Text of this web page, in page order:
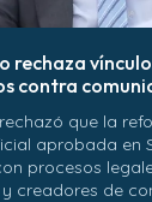
rechaza
contra
que la
aprobada en
procesos
creadores de